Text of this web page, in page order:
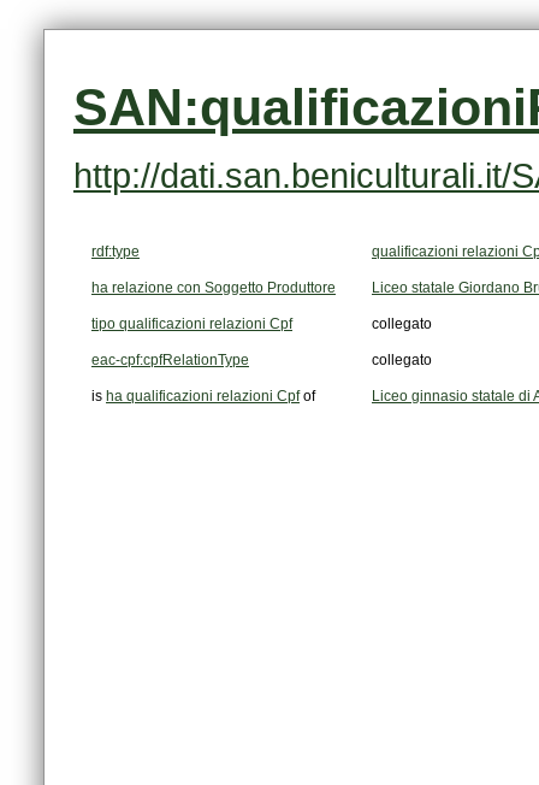
http://dati.san.beniculturali.it/
rdf:type qualificazioni relazioni
ha relazione con Soggetto Produttore Liceo statale Giordano
tipo qualificazioni relazioni Cpf collegato
eac-cpf:cpfRelationType collegato
is ha qualificazioni relazioni Cpfof Liceo ginnasio statale di